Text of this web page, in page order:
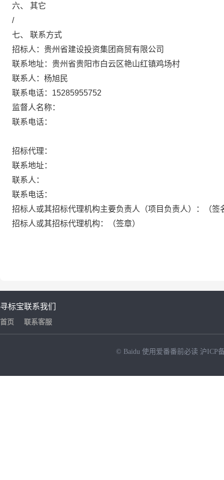
六、
其它
/
七、
联系方式
招标人：贵州省建设投资集团商贸有限公司
联系地址：贵州省贵阳市白云区艳山红镇鸡场村
联系人：杨旭民
联系电话：15285955752
监督人名称：
联系电话：
招标代理：
联系地址：
联系人：
联系电话：
招标人或其招标代理机构主要负责人（项目负责人）：（签
招标人或其招标代理机构：（签章）
寻标宝
首页
联系我们
联系客服
© Baidu 使用爱番番前必读 沪ICP